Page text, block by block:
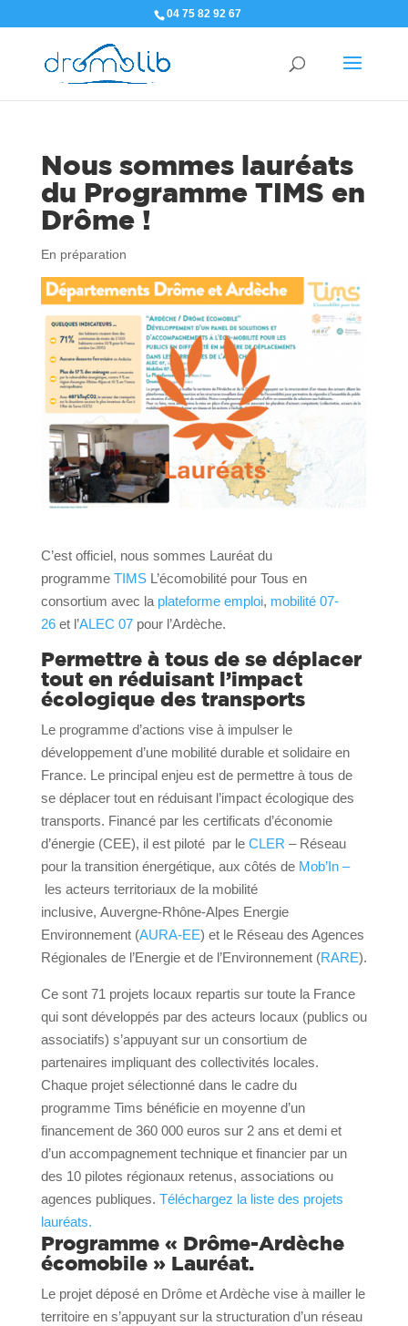
04 75 82 92 67
Nous sommes lauréats
du Programme TIMS en
Drôme !
En préparation
C’est officiel, nous sommes Lauréat du
programme TIMSL’écomobilité pour Tous en
consortium avec laplateforme emploi, mobilité 07-
26et l’ALEC 07pour l’Ardèche.
Permettre à tous de se déplacer
tout en réduisant l’impact
écologique des transports
Le programme d’actions vise à impulser le
développement d’une mobilité durable et solidaire en
France. Le principal enjeu est de permettre à tous de
se déplacer tout en réduisant l’impact écologique des
transports. Financé par les certificats d’économie
d’énergie (CEE), il est piloté par le CLER – Réseau
pour la transition énergétique, aux côtés de Mob’In –
les acteurs territoriaux de la mobilité
inclusive, Auvergne-Rhône-Alpes Energie
Environnement (AURA-EE) et le Réseau des Agences
Régionales de l’Energie et de l’Environnement (RARE).
Ce sont 71 projets locaux repartis sur toute la France
qui sont développés par des acteurs locaux (publics ou
associatifs) s’appuyant sur un consortium de
partenaires impliquant des collectivités locales.
Chaque projet sélectionné dans le cadre du
programme Tims bénéficie en moyenne d’un
financement de 360 000 euros sur 2 ans et demi et
d’un accompagnement technique et financier par un
des 10 pilotes régionaux retenus, associations ou
agences publiques. Téléchargez la liste des projets
lauréats.
Programme « Drôme-Ardèche
écomobile » Lauréat.
Le projet déposé en Drôme et Ardèche vise à mailler le
territoire en s’appuyant sur la structuration d’un réseau